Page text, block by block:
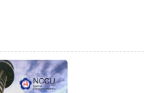
單位彙整參考(可同時認抵